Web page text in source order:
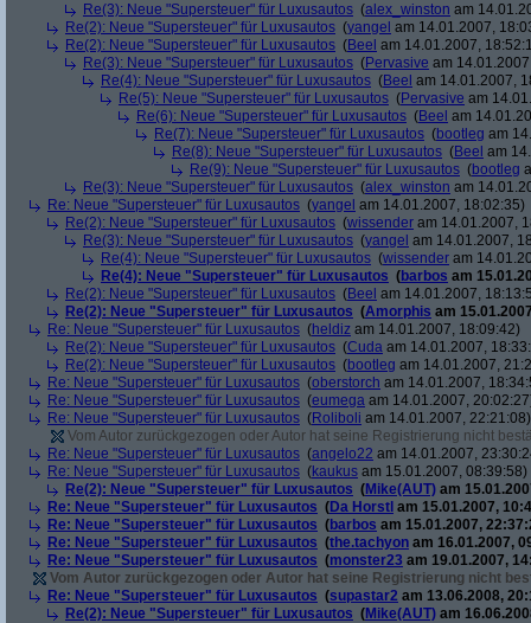
Re(3): Neue "Supersteuer" für Luxusautos (alex_winston am
Re(2): Neue "Supersteuer" für Luxusautos (yangel am 14.01.2007,
Re(2): Neue "Supersteuer" für Luxusautos (Beel am 14.01.2007,
Re(3): Neue "Supersteuer" für Luxusautos (Pervasive am
Re(4): Neue "Supersteuer" für Luxusautos (Beel am 14.01.2007,
Re(5): Neue "Supersteuer" für Luxusautos (Pervasive am
Re(6): Neue "Supersteuer" für Luxusautos (Beel am
Re(7): Neue "Supersteuer" für Luxusautos (bootleg am
Re(8): Neue "Supersteuer" für Luxusautos (Beel am
Re(9): Neue "Supersteuer" für Luxusautos (bootleg
Re(3): Neue "Supersteuer" für Luxusautos (alex_winston am
Re: Neue "Supersteuer" für Luxusautos (yangel am 14.01.2007, 18:02:35)
Re(2): Neue "Supersteuer" für Luxusautos (wissender am 14.01.2007,
Re(3): Neue "Supersteuer" für Luxusautos (yangel am 14.01.2007,
Re(4): Neue "Supersteuer" für Luxusautos (wissender am
Re(4): Neue "Supersteuer" für Luxusautos (barbos am
Re(2): Neue "Supersteuer" für Luxusautos (Beel am 14.01.2007,
Re(2): Neue "Supersteuer" für Luxusautos (Amorphis am
Re: Neue "Supersteuer" für Luxusautos (heldiz am 14.01.2007, 18:09:42)
Re(2): Neue "Supersteuer" für Luxusautos (Cuda am 14.01.2007,
Re(2): Neue "Supersteuer" für Luxusautos (bootleg am 14.01.2007,
Re: Neue "Supersteuer" für Luxusautos (oberstorch am 14.01.2007,
Re: Neue "Supersteuer" für Luxusautos (eumega am 14.01.2007,
Re: Neue "Supersteuer" für Luxusautos (Roliboli am 14.01.2007, 22:21:08)
Vom Autor zurückgezogen oder Autor hat seine Registrierung nicht
Re: Neue "Supersteuer" für Luxusautos (angelo22 am 14.01.2007,
Re: Neue "Supersteuer" für Luxusautos (kaukus am 15.01.2007, 08:39:58)
Re(2): Neue "Supersteuer" für Luxusautos (Mike(AUT) am
Re: Neue "Supersteuer" für Luxusautos (Da Horstl am 15.01.2007,
Re: Neue "Supersteuer" für Luxusautos (barbos am 15.01.2007,
Re: Neue "Supersteuer" für Luxusautos (the.tachyon am 16.01.2007,
Re: Neue "Supersteuer" für Luxusautos (monster23 am 19.01.2007,
Vom Autor zurückgezogen oder Autor hat seine Registrierung nicht
Re: Neue "Supersteuer" für Luxusautos (supastar2 am 13.06.2008,
Re(2): Neue "Supersteuer" für Luxusautos (Mike(AUT) am